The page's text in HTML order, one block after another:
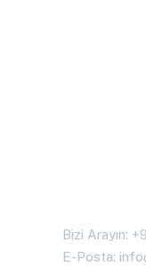
Bizi Arayın:
E-Posta: